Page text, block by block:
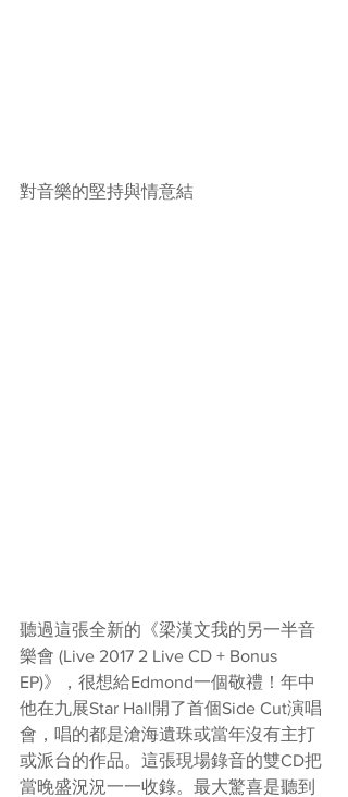
對音樂的堅持與情意結
聽過這張全新的《梁漢文我的另一半音
樂會 (Live 2017 2 Live CD + Bonus
EP)》，很想給Edmond一個敬禮！年中
他在九展Star Hall開了首個Side Cut演唱
會，唱的都是滄海遺珠或當年沒有主打
或派台的作品。這張現場錄音的雙CD把
當晚盛況況一一收錄。最大驚喜是聽到